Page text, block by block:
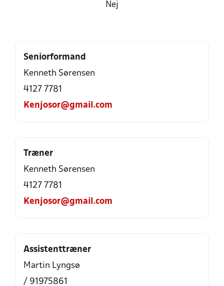
Nej
Seniorformand
Kenneth Sørensen
4127 7781
Kenjosor@gmail.com
Træner
Kenneth Sørensen
4127 7781
Kenjosor@gmail.com
Assistenttræner
Martin Lyngsø
/ 91975861